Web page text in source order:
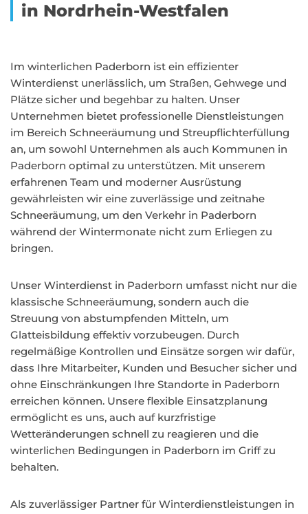
in Nordrhein-Westfalen
Im winterlichen Paderborn ist ein effizienter
Winterdienst unerlässlich, um Straßen, Gehwege und
Plätze sicher und begehbar zu halten. Unser
Unternehmen bietet professionelle Dienstleistungen
im Bereich Schneeräumung und Streupflichterfüllung
an, um sowohl Unternehmen als auch Kommunen in
Paderborn optimal zu unterstützen. Mit unserem
erfahrenen Team und moderner Ausrüstung
gewährleisten wir eine zuverlässige und zeitnahe
Schneeräumung, um den Verkehr in Paderborn
während der Wintermonate nicht zum Erliegen zu
bringen.
Unser Winterdienst in Paderborn umfasst nicht nur die
klassische Schneeräumung, sondern auch die
Streuung von abstumpfenden Mitteln, um
Glatteisbildung effektiv vorzubeugen. Durch
regelmäßige Kontrollen und Einsätze sorgen wir dafür,
dass Ihre Mitarbeiter, Kunden und Besucher sicher und
ohne Einschränkungen Ihre Standorte in Paderborn
erreichen können. Unsere flexible Einsatzplanung
ermöglicht es uns, auch auf kurzfristige
Wetteränderungen schnell zu reagieren und die
winterlichen Bedingungen in Paderborn im Griff zu
behalten.
Als zuverlässiger Partner für Winterdienstleistungen in